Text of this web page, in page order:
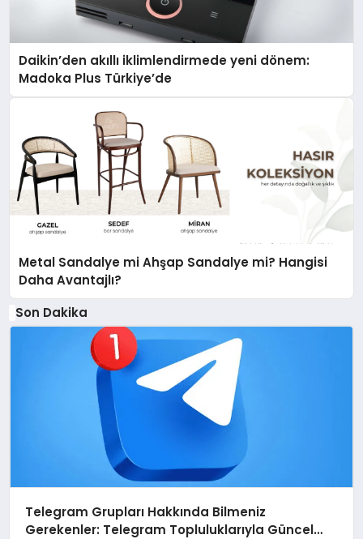
Daikin’den akıllı iklimlendirmede yeni dönem:
Madoka Plus Türkiye’de
Metal Sandalye mi Ahşap Sandalye mi? Hangisi
Daha Avantajlı?
Son Dakika
Telegram Grupları Hakkında Bilmeniz
Gerekenler: Telegram Topluluklarıyla Güncel